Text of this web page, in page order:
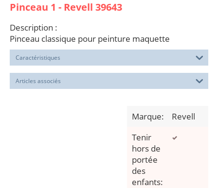
Pinceau 1 - Revell 39643
Description :
Pinceau classique pour peinture maquette
Caractéristiques
Articles associés
Marque:
Revell
Tenir
hors de
portée
des
enfants: